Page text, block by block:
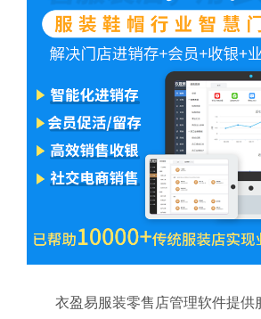
衣盈易服装零售店管理软件提供